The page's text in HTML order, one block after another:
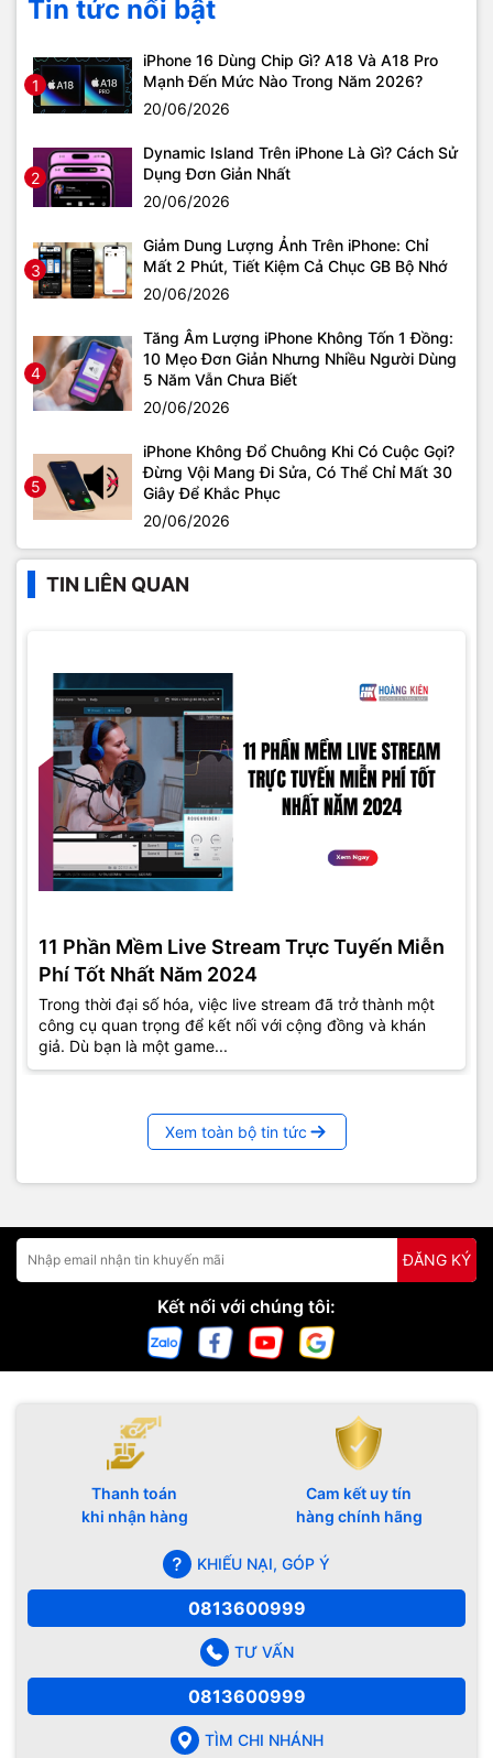
Tin tức nổi bật
1
iPhone 16 Dùng Chip Gì? A18 Và A18 Pro
Mạnh Đến Mức Nào Trong Năm 2026?
20/06/2026
2
Dynamic Island Trên iPhone Là Gì? Cách Sử
Dụng Đơn Giản Nhất
20/06/2026
3
Giảm Dung Lượng Ảnh Trên iPhone: Chỉ
Mất 2 Phút, Tiết Kiệm Cả Chục GB Bộ Nhớ
20/06/2026
4
Tăng Âm Lượng iPhone Không Tốn 1 Đồng:
10 Mẹo Đơn Giản Nhưng Nhiều Người Dùng
5 Năm Vẫn Chưa Biết
20/06/2026
5
iPhone Không Đổ Chuông Khi Có Cuộc Gọi?
Đừng Vội Mang Đi Sửa, Có Thể Chỉ Mất 30
Giây Để Khắc Phục
20/06/2026
TIN LIÊN QUAN
11 Phần Mềm Live Stream Trực Tuyến Miễn
Phí Tốt Nhất Năm 2024
Trong thời đại số hóa, việc live stream đã trở thành một
công cụ quan trọng để kết nối với cộng đồng và khán
giả. Dù bạn là một game...
Xem toàn bộ tin tức
ĐĂNG KÝ
Kết nối với chúng tôi:
Thanh toán
khi nhận hàng
Cam kết uy tín
hàng chính hãng
KHIẾU NẠI, GÓP Ý
0813600999
TƯ VẤN
0813600999
TÌM CHI NHÁNH